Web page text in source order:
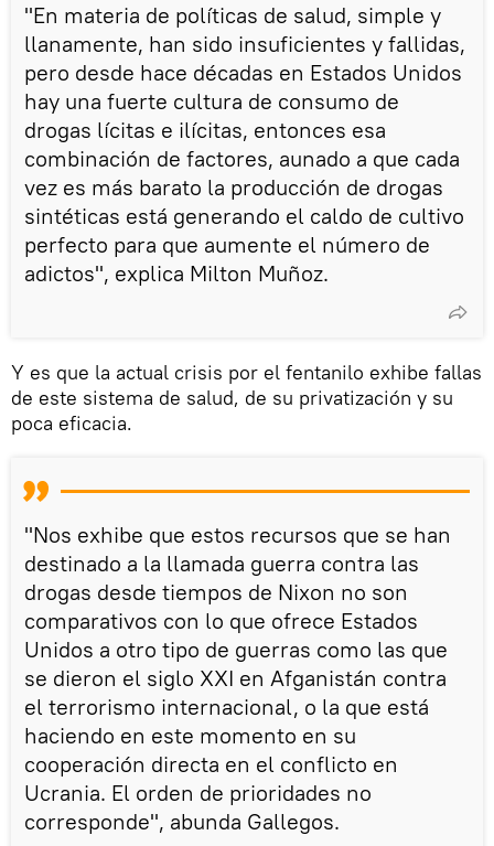
"En materia de políticas de salud, simple y
llanamente, han sido insuficientes y fallidas,
pero desde hace décadas en Estados Unidos
hay una fuerte cultura de consumo de
drogas lícitas e ilícitas, entonces esa
combinación de factores, aunado a que cada
vez es más barato la producción de drogas
sintéticas está generando el caldo de cultivo
perfecto para que aumente el número de
adictos", explica Milton Muñoz.
Y es que la actual crisis por el fentanilo exhibe fallas
de este sistema de salud, de su privatización y su
poca eficacia.
"Nos exhibe que estos recursos que se han
destinado a la llamada guerra contra las
drogas desde tiempos de Nixon no son
comparativos con lo que ofrece Estados
Unidos a otro tipo de guerras como las que
se dieron el siglo XXI en Afganistán contra
el terrorismo internacional, o la que está
haciendo en este momento en su
cooperación directa en el conflicto en
Ucrania. El orden de prioridades no
corresponde", abunda Gallegos.